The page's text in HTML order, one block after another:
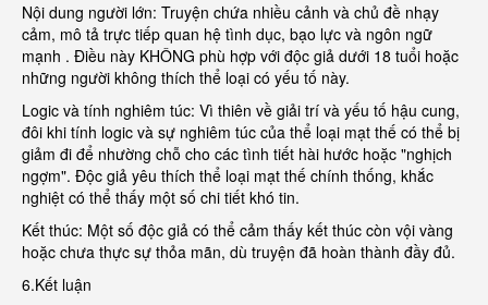
Nội dung người lớn: Truyện chứa nhiều cảnh và chủ đề nhạy
cảm, mô tả trực tiếp quan hệ tình dục, bạo lực và ngôn ngữ
mạnh . Điều này KHÔNG phù hợp với độc giả dưới 18 tuổi hoặc
những người không thích thể loại có yếu tố này.
Logic và tính nghiêm túc: Vì thiên về giải trí và yếu tố hậu cung,
đôi khi tính logic và sự nghiêm túc của thể loại mạt thế có thể bị
giảm đi để nhường chỗ cho các tình tiết hài hước hoặc "nghịch
ngợm". Độc giả yêu thích thể loại mạt thế chính thống, khắc
nghiệt có thể thấy một số chi tiết khó tin.
Kết thúc: Một số độc giả có thể cảm thấy kết thúc còn vội vàng
hoặc chưa thực sự thỏa mãn, dù truyện đã hoàn thành đầy đủ.
6.Kết luận